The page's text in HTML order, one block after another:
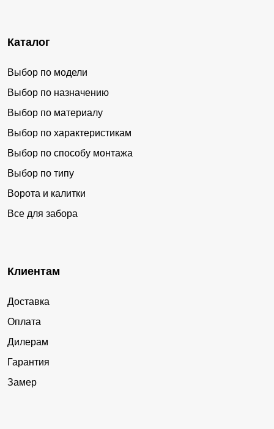
Каталог
Выбор по модели
Выбор по назначению
Выбор по материалу
Выбор по характеристикам
Выбор по способу монтажа
Выбор по типу
Ворота и калитки
Все для забора
Клиентам
Доставка
Оплата
Дилерам
Гарантия
Замер